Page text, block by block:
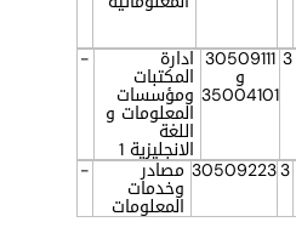
3
30509111
و
35004101
ادارة
المكتبات
ومؤسسات
المعلومات و
اللغة
الانجليزية 1
-
3
30509223 مصادر
وخدمات
المعلومات
-